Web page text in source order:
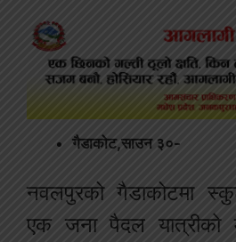
गैडाकोट,साउन ३०-
नवलपुरको गैडाकोटमा
एक जना पैदल